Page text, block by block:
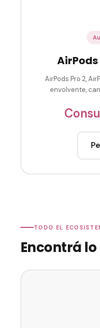
AirPods Pro 2,
envolvente,
TODO EL
Encontrá